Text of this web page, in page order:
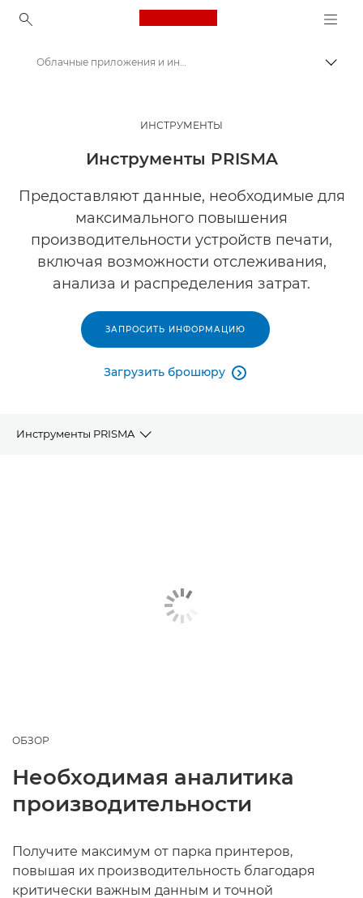
Canon Logo, back to
Продукты и решения для бизнеса
Облачные приложения и инструменты Canon PRISMA
ИНСТРУМЕНТЫ
Инструменты PRISMA
Предоставляют данные, необходимые для
максимального повышения
производительности устройств печати,
включая возможности отслеживания,
анализа и распределения затрат.
ЗАПРОСИТЬ ИНФОРМАЦИЮ
Загрузить брошюру 
Инструменты PRISMA
ОБЗОР
Необходимая аналитика
производительности
Получите максимум от парка принтеров,
повышая их производительность благодаря
критически важным данным и точной